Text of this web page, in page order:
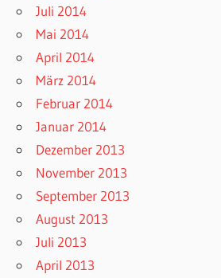
Juli 2014
Mai 2014
April 2014
März 2014
Februar 2014
Januar 2014
Dezember 2013
November 2013
September 2013
August 2013
Juli 2013
April 2013